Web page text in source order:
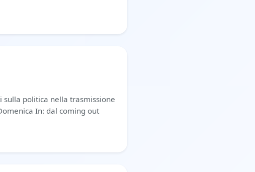
politica nella trasmissione
In: dal coming out